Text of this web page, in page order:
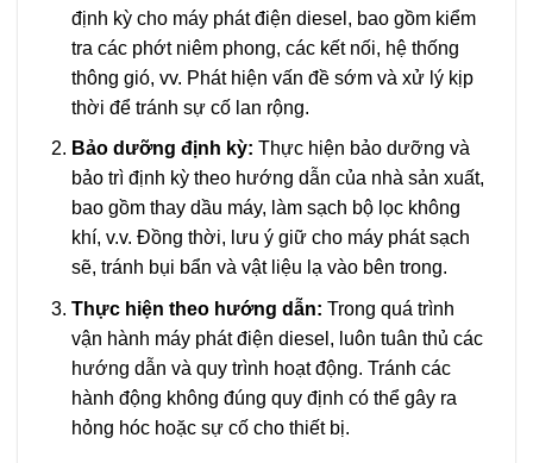
định kỳ cho máy phát điện diesel, bao gồm kiểm
tra các phớt niêm phong, các kết nối, hệ thống
thông gió, vv. Phát hiện vấn đề sớm và xử lý kịp
thời để tránh sự cố lan rộng.
Bảo dưỡng định kỳ: Thực hiện bảo dưỡng và
bảo trì định kỳ theo hướng dẫn của nhà sản xuất,
bao gồm thay dầu máy, làm sạch bộ lọc không
khí, v.v. Đồng thời, lưu ý giữ cho máy phát sạch
sẽ, tránh bụi bẩn và vật liệu lạ vào bên trong.
Thực hiện theo hướng dẫn: Trong quá trình
vận hành máy phát điện diesel, luôn tuân thủ các
hướng dẫn và quy trình hoạt động. Tránh các
hành động không đúng quy định có thể gây ra
hỏng hóc hoặc sự cố cho thiết bị.